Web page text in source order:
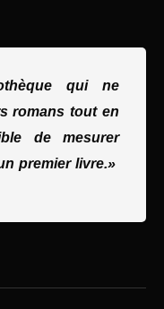
qui ne
romans tout en
de mesurer
premier livre.»